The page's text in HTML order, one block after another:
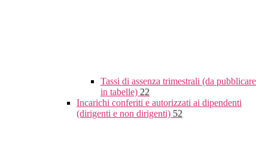
Tassi di assenza trimestrali (da pubblicare
in tabelle) 22
Incarichi conferiti e autorizzati ai dipendenti
(dirigenti e non dirigenti) 52